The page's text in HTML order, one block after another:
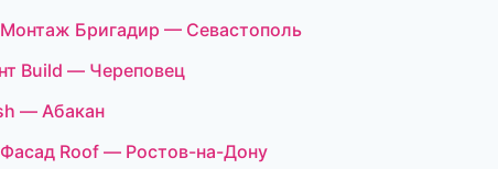
Бригадир — Севастополь
Build — Череповец
— Абакан
Roof — Ростов-на-Дону